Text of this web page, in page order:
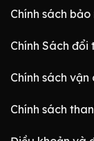
Chính sách
Chính Sách đổi
Chính sách
Chính sách